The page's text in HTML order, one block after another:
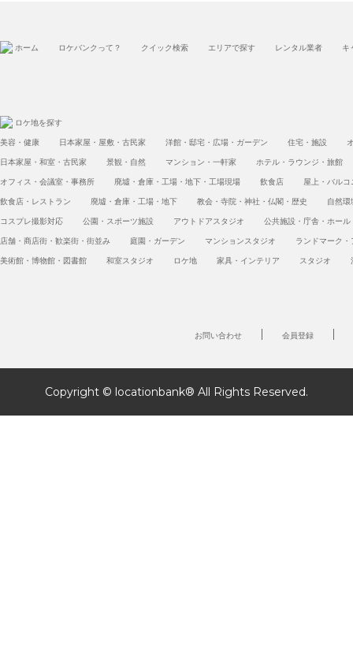
ホーム ロケバンクって？ クイック検索 エリアで探す レンタル業者 キ
ロケ地を探す
美容・健康
日本家屋・屋敷・古民家 洋館・邸宅・広場・ガーデン 住宅・施設
日本家屋・和室・古民家
景観・自然 マンション・一軒家
ホテル・ラウンジ・旅館
オフィス・会議室・事務所
廃墟・倉庫・工場・地下・工場現場 飲食店
屋上・バル
飲食店・レストラン
廃墟・倉庫・工場・地下 教会・寺院・神社・仏閣・歴史
自然環
コスプレ撮影対応
公園・スポーツ施設 アウトドアスタジオ
公共施設・庁舎・ホール
店舗・商店街・歓楽街・街並み
庭園・ガーデン マンションスタジオ
ランドマーク
美術館・博物館・図書館
和室スタジオ ロケ地 家具・インテリア スタジオ
お問い合わせ 会員登録
Copyright © locationbank® All Rights Reserved.